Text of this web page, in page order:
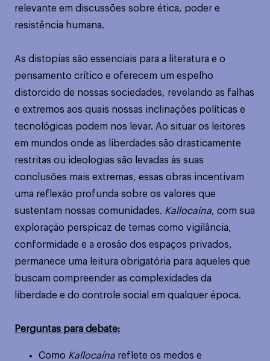
relevante em discussões sobre ética, poder e
resistência humana.
As distopias são essenciais para a literatura e o
pensamento crítico e oferecem um espelho
distorcido de nossas sociedades, revelando as falhas
e extremos aos quais nossas inclinações políticas e
tecnológicas podem nos levar. Ao situar os leitores
em mundos onde as liberdades são drasticamente
restritas ou ideologias são levadas às suas
conclusões mais extremas, essas obras incentivam
uma reflexão profunda sobre os valores que
sustentam nossas comunidades. Kallocaína, com sua
exploração perspicaz de temas como vigilância,
conformidade e a erosão dos espaços privados,
permanece uma leitura obrigatória para aqueles que
buscam compreender as complexidades da
liberdade e do controle social em qualquer época.
Perguntas para debate:
Como Kallocaína reflete os medos e